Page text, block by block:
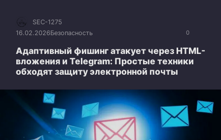
0
SEC-1275
16.02.2026Безопасность
Адаптивный фишинг атакует через HTML-
вложения и Telegram: Простые техники
обходят защиту электронной почты